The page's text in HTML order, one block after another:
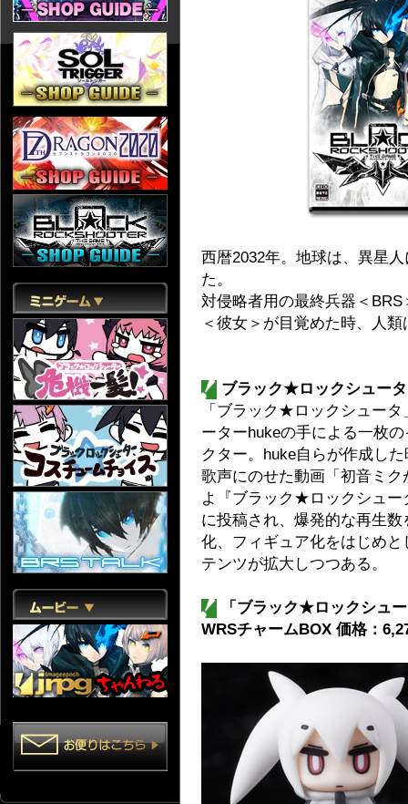
西暦2032年。地球は、異星
た。
対侵略者用の最終兵器＜BRS
＜彼女＞が目覚めた時、人
ブラック★ロックシュー
「ブラック★ロックシュー
ーターhukeの手による一枚
クター。huke自らが作成し
歌声にのせた動画「初音ミ
よ『ブラック★ロックシュー
に投稿され、爆発的な再生
化、フィギュア化をはじめ
テンツが拡大しつつある。
「ブラック★ロックシュ
WRSチャームBOX 価格：